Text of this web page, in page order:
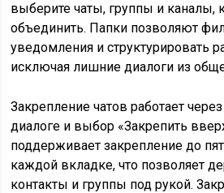
выберите чаты, группы и каналы,
объединить. Папки позволяют
уведомления и структурировать
исключая лишние диалоги из
Закрепление чатов работает
диалоге и выбор «Закрепить
поддерживает закрепление до
каждой вкладке, что позволяет
контакты и группы под рукой.